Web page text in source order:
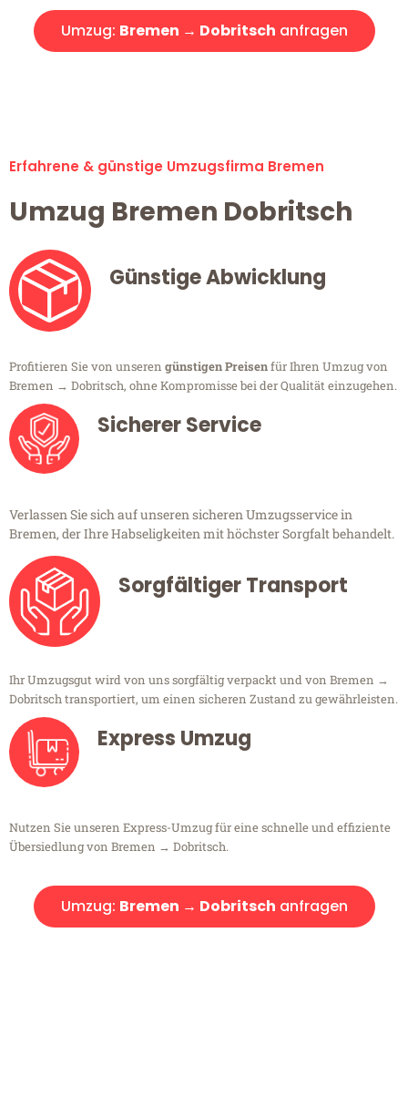
Umzug: Bremen → Dobritsch anfragen
Erfahrene & günstige Umzugsfirma Bremen
Umzug Bremen Dobritsch
Günstige Abwicklung
Profitieren Sie von unseren günstigen Preisenfür Ihren Umzug von
Bremen → Dobritsch, ohne Kompromisse bei der Qualität einzugehen.
Sicherer Service
Verlassen Sie sich auf unseren sicheren Umzugsservice in
Bremen, der Ihre Habseligkeiten mit höchster Sorgfalt behandelt.
Sorgfältiger Transport
Ihr Umzugsgut wird von uns sorgfältig verpackt und von Bremen →
Dobritsch transportiert, um einen sicheren Zustand zu gewährleisten.
Express Umzug
Nutzen Sie unseren Express-Umzug für eine schnelle und effiziente
Übersiedlung von Bremen → Dobritsch.
Umzug: Bremen → Dobritsch anfragen